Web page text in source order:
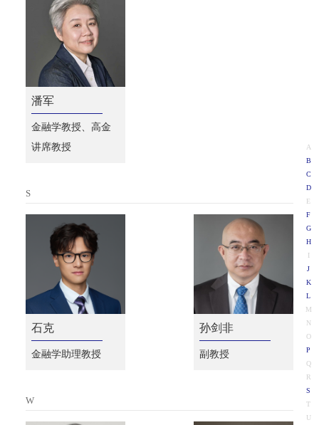
潘军
金融学教授、高金
讲席教授
S
石克
金融学助理教授
孙剑非
副教授
W
A
B
C
D
E
F
G
H
I
J
K
L
M
N
O
P
Q
R
S
T
U